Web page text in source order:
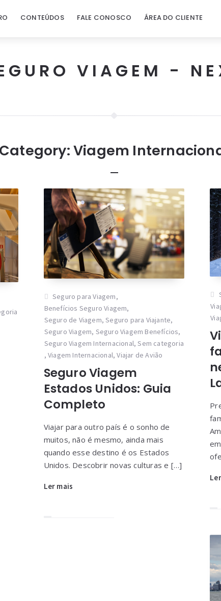
CONTEÚDOS FALE CONOSCO ÁREA DO CLIENTE
VIAGEM -
Category:Viagem
Seguro para Viagem,
Benefícios Seguro Viagem,
Seguro de Viagem,Seguro para Viajante,
Seguro Viagem, Seguro Viagem Benefícios,
Seguro Viagem Internacional,Sem categoria
,Viagem Internacional,Viajar de Avião
Seguro Viagem
Estados Unidos: Guia
Completo
Viajar para outro país é o sonho de
muitos, não é mesmo, ainda mais
quando esse destino é os Estados
Unidos. Descobrir novas culturas e […]
Ler mais